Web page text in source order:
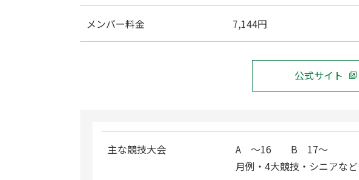
メンバー料金 7,144円
公式サイト
主な競技大会
A ～16 B 17～
月例・4大競技・シニアなど